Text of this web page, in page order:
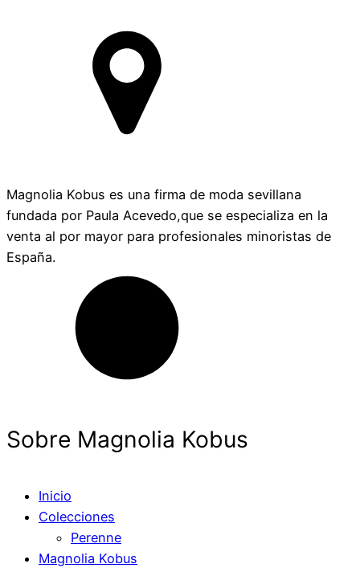
Magnolia Kobus es una firma de moda sevillana
fundada por Paula Acevedo,que se especializa en la
venta al por mayor para profesionales minoristas de
España.
Sobre Magnolia Kobus
Inicio
Colecciones
Perenne
Magnolia Kobus